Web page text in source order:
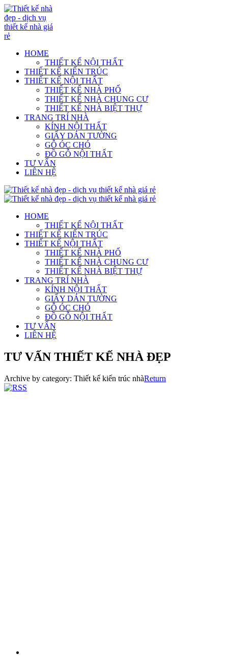
HOME
THIẾT KẾ NỘI THẤT
THIẾT KẾ KIẾN TRÚC
THIẾT KẾ NỘI THẤT
THIẾT KẾ NHÀ PHỐ
THIẾT KẾ NHÀ CHUNG CƯ
THIẾT KẾ NHÀ BIỆT THỰ
TRANG TRÍ NHÀ
KÍNH NỘI THẤT
GIẤY DÁN TƯỜNG
GỖ ÓC CHÓ
ĐỒ GỖ NỘI THẤT
TƯ VẤN
LIÊN HỆ
HOME
THIẾT KẾ NỘI THẤT
THIẾT KẾ KIẾN TRÚC
THIẾT KẾ NỘI THẤT
THIẾT KẾ NHÀ PHỐ
THIẾT KẾ NHÀ CHUNG CƯ
THIẾT KẾ NHÀ BIỆT THỰ
TRANG TRÍ NHÀ
KÍNH NỘI THẤT
GIẤY DÁN TƯỜNG
GỖ ÓC CHÓ
ĐỒ GỖ NỘI THẤT
TƯ VẤN
LIÊN HỆ
TƯ VẤN THIẾT KẾ NHÀ ĐẸP
Archive by category: Thiết kế kiến trúc nhàReturn